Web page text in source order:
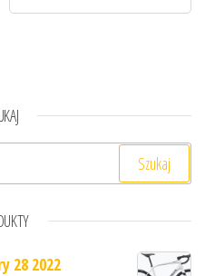
28 2022